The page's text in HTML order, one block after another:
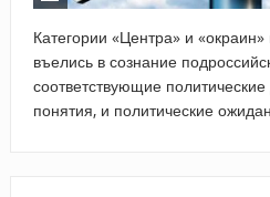
Категории «Центра» и «окраин»
въелись в сознание
соответствующие
понятия, и политические